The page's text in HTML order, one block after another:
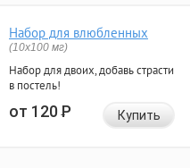
Набор для влюбленных
(10х100 мг)
Набор для двоих, добавь страсти
в постель!
от 120Р Купить